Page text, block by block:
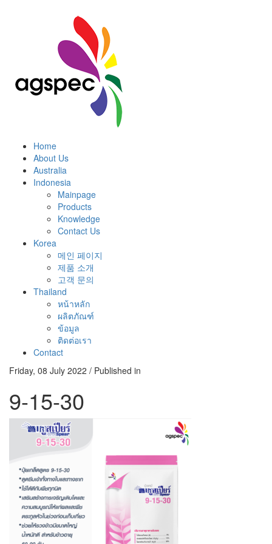
Home
About Us
Australia
Indonesia
Mainpage
Products
Knowledge
Contact Us
Korea
메인 페이지
제품 소개
고객 문의
Thailand
หน้าหลัก
ผลิตภัณฑ์
ข้อมูล
ติดต่อเรา
Contact
Friday, 08 July 2022 / Published in
9-15-30